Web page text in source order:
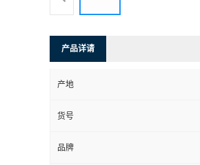
产品详请
产地
货号
品牌